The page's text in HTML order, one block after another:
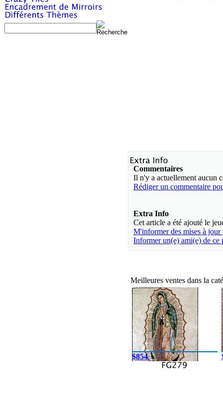
Commentaires
Il n'y a actuellement aucun
Rédiger un commentaire
Extra Info
Cet article a été ajouté le
M'informer des mises à
Informer un(e) ami(e) de ce
Meilleures ventes dans la
$854